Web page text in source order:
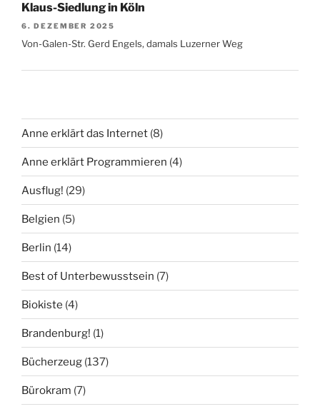
Klaus-Siedlung in Köln
6. DEZEMBER 2025
Von-Galen-Str. Gerd Engels, damals Luzerner Weg
Anne erklärt das Internet (8)
Anne erklärt Programmieren (4)
Ausflug! (29)
Belgien (5)
Berlin (14)
Best of Unterbewusstsein (7)
Biokiste (4)
Brandenburg! (1)
Bücherzeug (137)
Bürokram (7)